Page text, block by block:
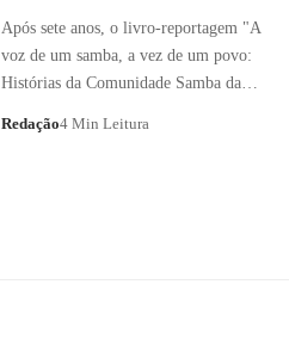
Após sete anos, o livro-reportagem "A
voz de um samba, a vez de um povo:
Histórias da Comunidade Samba da…
Redação4 Min Leitura